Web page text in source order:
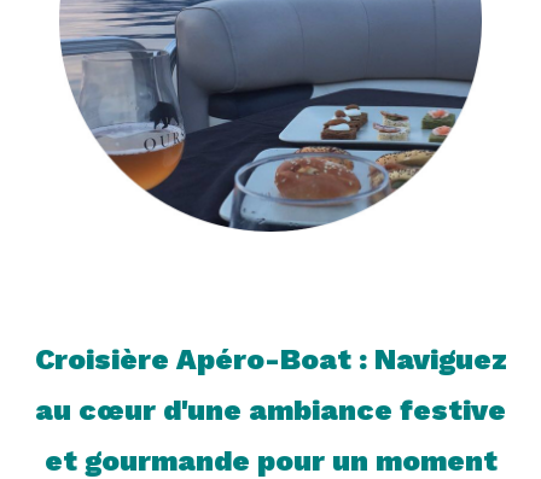
Croisière Apéro-Boat : Naviguez
au cœur d'une ambiance festive
et gourmande pour un moment